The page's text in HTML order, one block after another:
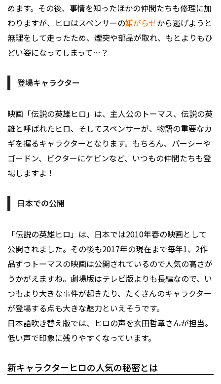
めます。その後、事情を知ったほかの仲間たちも修理に加
わりますが、ヒロはスペンサーの嫌がらせから逃げようと
無理をして走ったため、煙突や部品が取れ、もとよりもひ
どい姿になってしまって…？
登場キャラクター
映画「伝説の英雄ヒロ」は、主人公のトーマス、伝説の英
雄と呼ばれたヒロ、そしてスペンサーが、物語の重要なカ
ギを握るキャラクターとなります。もちろん、パーシーや
ゴードン、ビクターにケビンなど、いつもの仲間たちも登
場しますよ！
日本での公開
「伝説の英雄ヒロ」は、日本では2010年春の映画として
公開されました。その後も2017年の現在まで毎年1、2作
品ずつトーマスの映画は公開されているので人気の高さが
うかがえますね。劇場版はテレビ版よりも長編なので、い
つもより大きな事件が起きたり、たくさんのキャラクター
が登場する点も大きな魅力といえそうです。
日本語吹き替え版では、ヒロの声を玄田哲章さんが担当。
低い声で印象に残りやすくなっています。
新キャラクターヒロの人気の秘密とは